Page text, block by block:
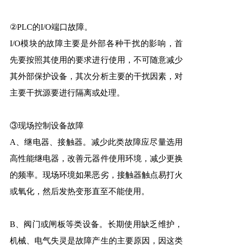
②PLC的I/O端口故障。
I/O模块的故障主要是外部各种干扰的影响，首
先要按照其使用的要求进行使用，不可随意减少
其外部保护设备，其次分析主要的干扰因素，对
主要干扰源要进行隔离或处理。
③现场控制设备故障
A、继电器、接触器。减少此类故障应尽量选用
高性能继电器，改善元器件使用环境，减少更换
的频率。现场环境如果恶劣，接触器触点易打火
或氧化，然后发热变形直至不能使用。
B、阀门或闸板等类设备。长期使用缺乏维护，
机械、电气失灵是故障产生的主要原因，因这类